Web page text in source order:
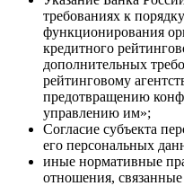
требованиях к
функционирования
кредитного
дополнительных
рейтинговому
предотвращению
управлению им»;
Согласие субъекта
его персональных
иные нормативные
отношения, связанные